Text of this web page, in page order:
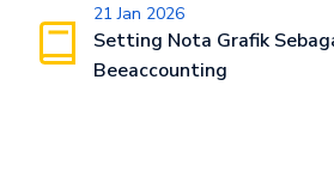
21 Jan 2026
Setting Nota Grafik
Beeaccounting